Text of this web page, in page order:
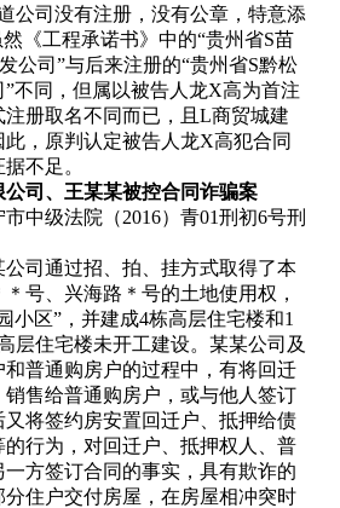
公司没有注册，没有公章，特意添
然《工程承诺书》中的“贵州省S苗
公司”与后来注册的“贵州省S黔松
不同，但属以被告人龙X高为首注
册取名不同而已，且L商贸城建
，原判认定被告人龙X高犯合同
不足。
司、王某某被控合同诈骗案
市中级法院（2016）青01刑初6号刑
司通过招、拍、挂方式取得了本
号、兴海路＊号的土地使用权，
小区”，并建成4栋高层住宅楼和1
层住宅楼未开工建设。某某公司及
普通购房户的过程中，有将回迁
售给普通购房户，或与他人签订
又将签约房安置回迁户、抵押给债
行为，对回迁户、抵押权人、普
方签订合同的事实，具有欺诈的
住户交付房屋，在房屋相冲突时